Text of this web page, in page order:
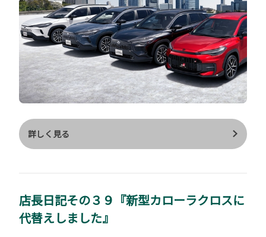
透過表示機能付） ▶パーキングサポートブレーキ（後方接近車両
＋後方歩行者） →駐車場から後退する際に、後方接近車両は自車
の左右後方から 接近してくる車両をレーダーで検知。 ドアミラ
ー内のインジケーター点滅とブザーによりドライバーに注意喚起
後方歩行者は自車後方の歩行者をカメラで検知。 ディスプレイオ
ーディオ画面内のアイコン点滅とブザーにより注意喚起 衝突の危
険性がある場合は、自動的にブレーキ制御を行うことで 接近車両
(アドバンストパーク) ＋パーキングサポートブレーキ（周囲静止
物） →アドバンストパークはスイッチを押すだけで駐車操作を支
庫、前向き出庫 が可能。ステアリング、アクセル、ブレーキ操作
をクルマが支援してくれる ため安心して楽に停められます（シフ
ト操作は手動） ▶ステアリングヒーター →冬のドライブも手の
ひらから温めます☺ ＝＝＝ 特別仕様車Z"ACTIVE SPORT” ＝
詳しく見る
店長日記その３９『新型カローラクロスに
代替えしました』